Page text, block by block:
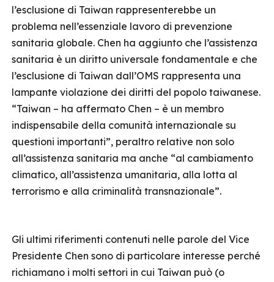
l’esclusione di Taiwan rappresenterebbe un
problema nell’essenziale lavoro di prevenzione
sanitaria globale. Chen ha aggiunto che l’assistenza
sanitaria è un diritto universale fondamentale e che
l’esclusione di Taiwan dall’OMS rappresenta una
lampante violazione dei diritti del popolo taiwanese.
“Taiwan – ha affermato Chen – è un membro
indispensabile della comunità internazionale su
questioni importanti”, peraltro relative non solo
all’assistenza sanitaria ma anche “al cambiamento
climatico, all’assistenza umanitaria, alla lotta al
terrorismo e alla criminalità transnazionale”.
Gli ultimi riferimenti contenuti nelle parole del Vice
Presidente Chen sono di particolare interesse perché
richiamano i molti settori in cui Taiwan può (o